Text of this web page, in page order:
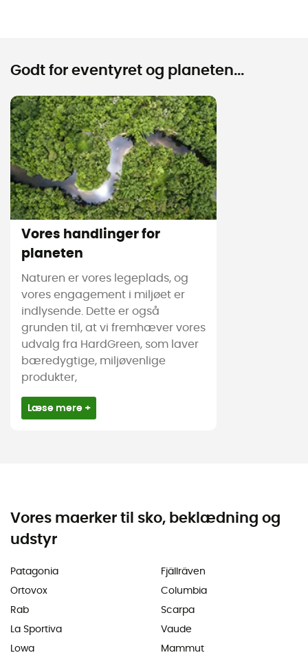
Godt for eventyret og planeten...
Vores handlinger for
planeten
Naturen er vores legeplads, og
vores engagement i miljøet er
indlysende. Dette er også
grunden til, at vi fremhæver vores
udvalg fra HardGreen, som laver
bæredygtige, miljøvenlige
produkter,
Læse mere +
Vores maerker til sko, beklædning og
udstyr
Patagonia
Ortovox
Rab
La Sportiva
Lowa
Fjällräven
Columbia
Scarpa
Vaude
Mammut